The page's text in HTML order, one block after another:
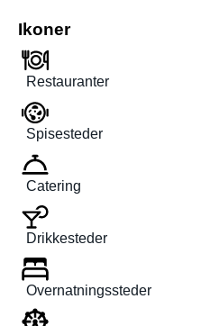
Ikoner
Restauranter
Spisesteder
Catering
Drikkesteder
Overnatningssteder